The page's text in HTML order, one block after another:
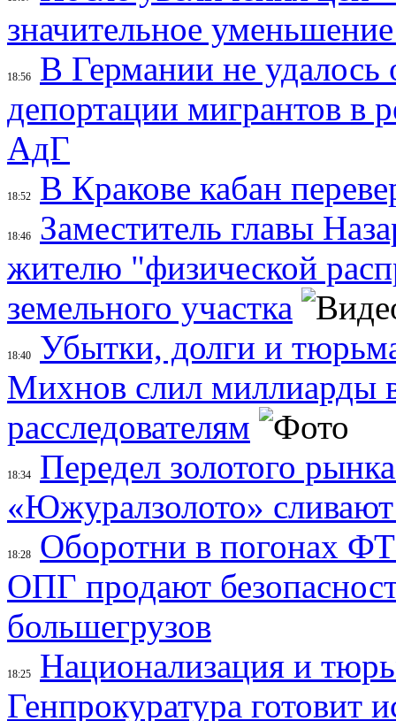
значительное
18:56
В Германии не удалось
депортации мигрантов в
АдГ
18:52 В Кракове кабан
18:46
Заместитель главы
жителю "физической
земельного участка
18:40
Убытки, долги и
Михнов слил миллиарды
расследователям
18:34
Передел золотого
«Южуралзолото»
18:28
Оборотни в погонах
ОПГ продают
большегрузов
18:25
Национализация и
Генпрокуратура готовит